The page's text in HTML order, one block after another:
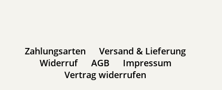
Zahlungsarten
Versand & Lieferung
Widerruf
AGB
Impressum
Vertrag widerrufen